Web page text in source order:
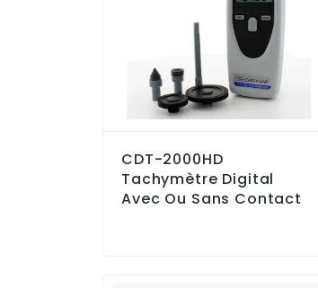
CDT-2000HD
Tachymètre Digital
Avec Ou Sans Contact